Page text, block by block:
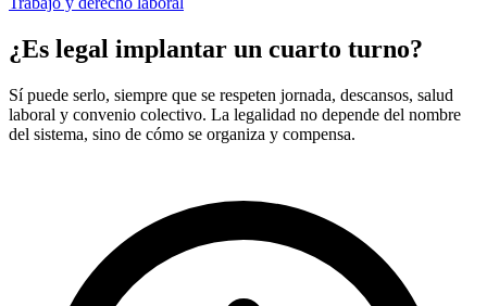
¿Es legal implantar un cuarto turno?
Sí puede serlo, siempre que se respeten jornada, descansos, salud
laboral y convenio colectivo. La legalidad no depende del nombre
del sistema, sino de cómo se organiza y compensa.